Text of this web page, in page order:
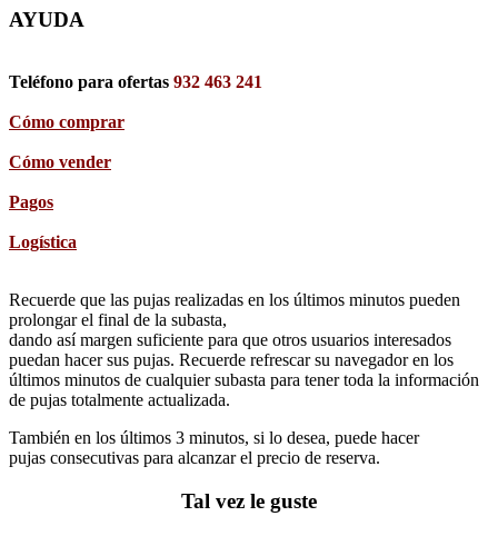
AYUDA
Teléfono para ofertas 932 463 241
Cómo comprar
Cómo vender
Pagos
Logística
Recuerde que las pujas realizadas en los últimos minutos pueden
prolongar el final de la subasta,
dando así margen suficiente para que otros usuarios interesados
puedan hacer sus pujas. Recuerde refrescar su navegador en los
últimos minutos de cualquier subasta para tener toda la información
de pujas totalmente actualizada.
También en los últimos 3 minutos, si lo desea, puede hacer
pujas consecutivas para alcanzar el precio de reserva.
Tal vez le guste